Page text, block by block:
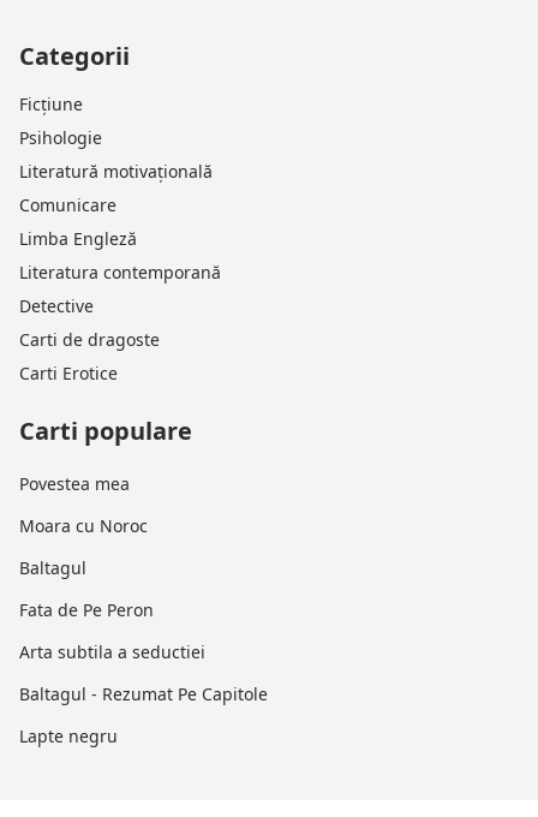
Categorii
Ficțiune
Psihologie
Literatură motivațională
Comunicare
Limba Engleză
Literatura contemporană
Detective
Carti de dragoste
Carti Erotice
Carti populare
Povestea mea
Moara cu Noroc
Baltagul
Fata de Pe Peron
Arta subtila a seductiei
Baltagul - Rezumat Pe Capitole
Lapte negru